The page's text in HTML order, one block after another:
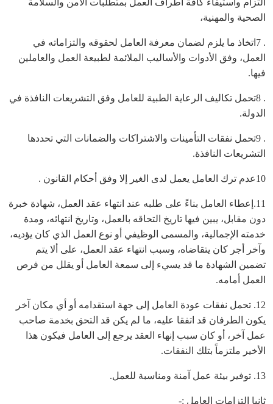
الصحية والمهنية،
. 7اتخاذ ما يلزم لضمان معرفة العامل لحقوقه والتزاماته في
العمل، وفق الأدوات والأساليب الملائمة لطبيعة العمل والعاملين
فيها.
. 8تحمل تكاليف الرعاية الطبية للعامل وفق التشريعات النافذة في
الدولة.
. 9تحمل نفقات التأمينات والاشتراكات والضمانات التي تحددها
التشريعات النافذة.
10عدم ترك العامل يعمل لدى الغير إلا وفق أحكام القانون .
11.إعطاء العامل بناءً على طلبه عند انتهاء عقد العمل، شهادة خبرة
دون مقابل، يبين فيها تاريخ التحاقه بالعمل، وتاريخ انتهائه، ومدة
خدمته الإجمالية، والمسمى الوظيفي أو نوع العمل الذي كان يؤديه،
وآخر أجر كان يتقاضاه، وسبب انتهاء عقد العمل، على ألا يتم
تضمين الشهادة ما قد يسيء إلى سمعة العامل أو يقلل من فرص
العمل أمامه.
12. تحمل نفقات عودة العامل إلى جهة استقدامه أو أي مكان آخر
يكون الطرفان قد اتفقا عليه، ما لم يكن قد التحق بخدمة صاحب
عمل آخر، أو كان سبب إنهاء العقد يرجع إلى العامل فيكون هذا
الأخير ملتزماً بتلك النفقات.
13. توفير بيئة عمل آمنة ومناسبة للعمل.
ثانيا التزامات العامل :-